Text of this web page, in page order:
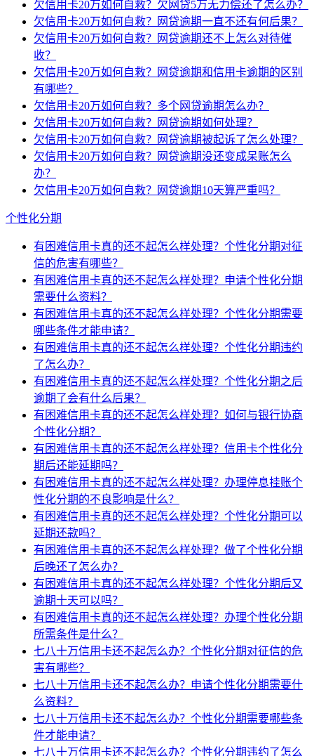
欠信用卡20万如何自救？欠网贷5万无力偿还了怎么办？
欠信用卡20万如何自救？网贷逾期一直不还有何后果？
欠信用卡20万如何自救？网贷逾期还不上怎么对待催
收？
欠信用卡20万如何自救？网贷逾期和信用卡逾期的区别
有哪些？
欠信用卡20万如何自救？多个网贷逾期怎么办？
欠信用卡20万如何自救？网贷逾期如何处理？
欠信用卡20万如何自救？网贷逾期被起诉了怎么处理？
欠信用卡20万如何自救？网贷逾期没还变成呆账怎么
办？
欠信用卡20万如何自救？网贷逾期10天算严重吗？
个性化分期
有困难信用卡真的还不起怎么样处理？个性化分期对征
信的危害有哪些？
有困难信用卡真的还不起怎么样处理？申请个性化分期
需要什么资料？
有困难信用卡真的还不起怎么样处理？个性化分期需要
哪些条件才能申请？
有困难信用卡真的还不起怎么样处理？个性化分期违约
了怎么办？
有困难信用卡真的还不起怎么样处理？个性化分期之后
逾期了会有什么后果？
有困难信用卡真的还不起怎么样处理？如何与银行协商
个性化分期？
有困难信用卡真的还不起怎么样处理？信用卡个性化分
期后还能延期吗？
有困难信用卡真的还不起怎么样处理？办理停息挂账个
性化分期的不良影响是什么？
有困难信用卡真的还不起怎么样处理？个性化分期可以
延期还款吗？
有困难信用卡真的还不起怎么样处理？做了个性化分期
后晚还了怎么办？
有困难信用卡真的还不起怎么样处理？个性化分期后又
逾期十天可以吗？
有困难信用卡真的还不起怎么样处理？办理个性化分期
所需条件是什么？
七八十万信用卡还不起怎么办？个性化分期对征信的危
害有哪些？
七八十万信用卡还不起怎么办？申请个性化分期需要什
么资料？
七八十万信用卡还不起怎么办？个性化分期需要哪些条
件才能申请？
七八十万信用卡还不起怎么办？个性化分期违约了怎么